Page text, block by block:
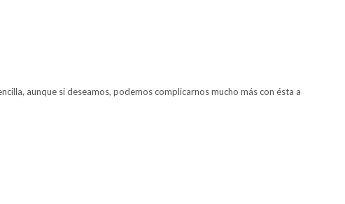
aunque si deseamos, podemos complicarnos mucho más con ésta a